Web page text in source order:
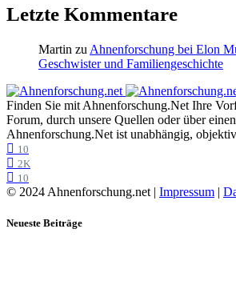
Letzte Kommentare
Martin zu Ahnenforschung bei Elon
Geschwister und Familiengeschichte
Finden Sie mit Ahnenforschung.Net Ihre
Forum, durch unsere Quellen oder über
Ahnenforschung.Net ist unabhängig,
10
2K
10
© 2024 Ahnenforschung.net | Impressum |
Neueste Beiträge